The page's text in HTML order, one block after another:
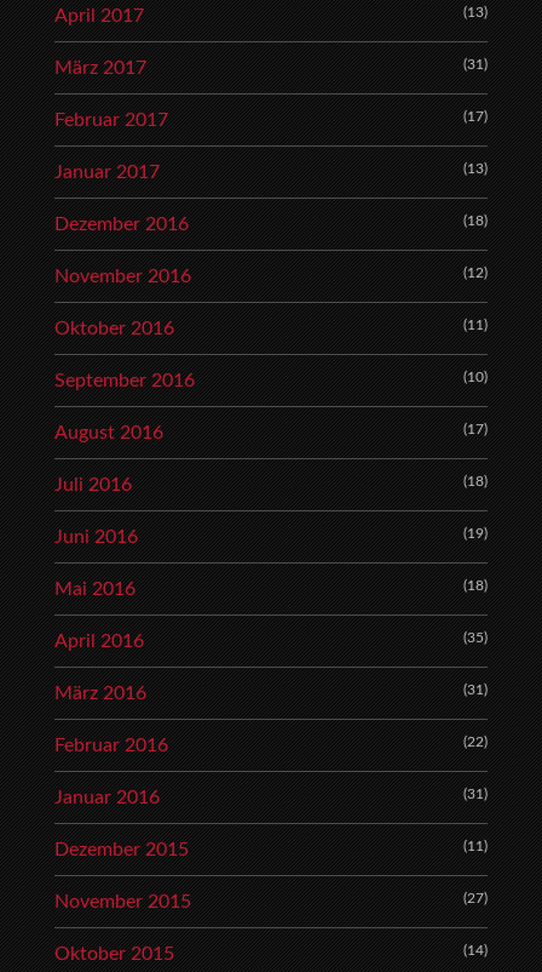
April 2017 (13)
März 2017 (31)
Februar 2017 (17)
Januar 2017 (13)
Dezember 2016 (18)
November 2016 (12)
Oktober 2016 (11)
September 2016 (10)
August 2016 (17)
Juli 2016 (18)
Juni 2016 (19)
Mai 2016 (18)
April 2016 (35)
März 2016 (31)
Februar 2016 (22)
Januar 2016 (31)
Dezember 2015 (11)
November 2015 (27)
Oktober 2015 (14)